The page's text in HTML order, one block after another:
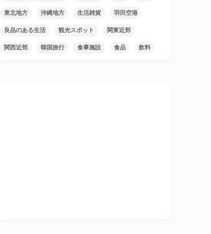
東北地方 沖縄地方 生活雑貨 羽田空港
良品のある生活 観光スポット 関東近郊
関西近郊 韓国旅行 食事施設 食品 飲料